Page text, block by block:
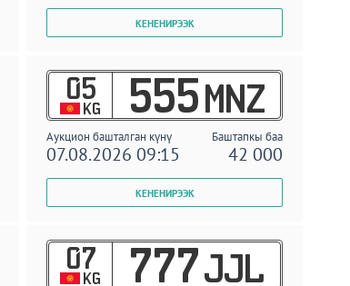
05
KG 555 MNZ
Аукцион башталган күнү Баштапкы баа
07.08.2026 09:15 42 000
07
KG 777 JJL